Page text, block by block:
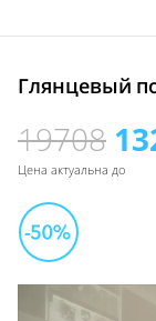
Глянцевый
19708
Цена актуальна до